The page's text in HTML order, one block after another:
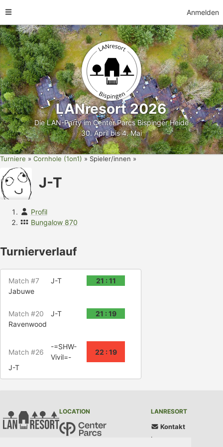
Anmelden
LANresort 2026
Die LAN-Party im Center Parcs Bispinger Heide
30. April bis 4. Mai
Turniere Cornhole (1on1) Spieler/innen
J-T
Profil
Bungalow 870
Turnierverlauf
Match #7 J-T
21 : 11
Jabuwe
Match #20 J-T
21 : 19
Ravenwood
Match #26
-=SHW-
Vivil=-
22 : 19
J-T
LOCATION LANRESORT
Kontakt
Impressum